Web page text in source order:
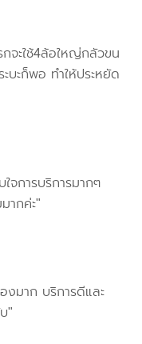
จะใช้4ล้อใหญ่กลัวขน
ะก็พอ ทำให้ประหยัด
จการบริการมากๆ
ากค่ะ"
มาก บริการดีและ
"